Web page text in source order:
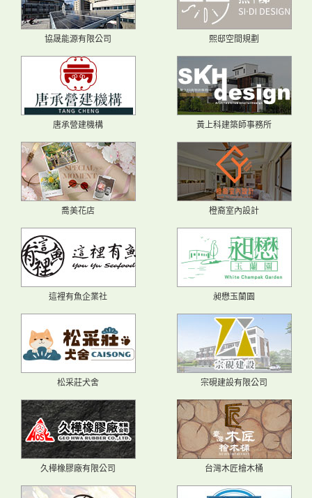
協晟能源有限公司 熙邸空間規劃
唐承營建機構 黃上科建築師事務所
喬美花店 橙裔室內設計
這裡有魚企業社 昶懋玉蘭園
松采莊犬舍 宗硯建設有限公司
久樺橡膠廠有限公司 台灣木匠檜木桶